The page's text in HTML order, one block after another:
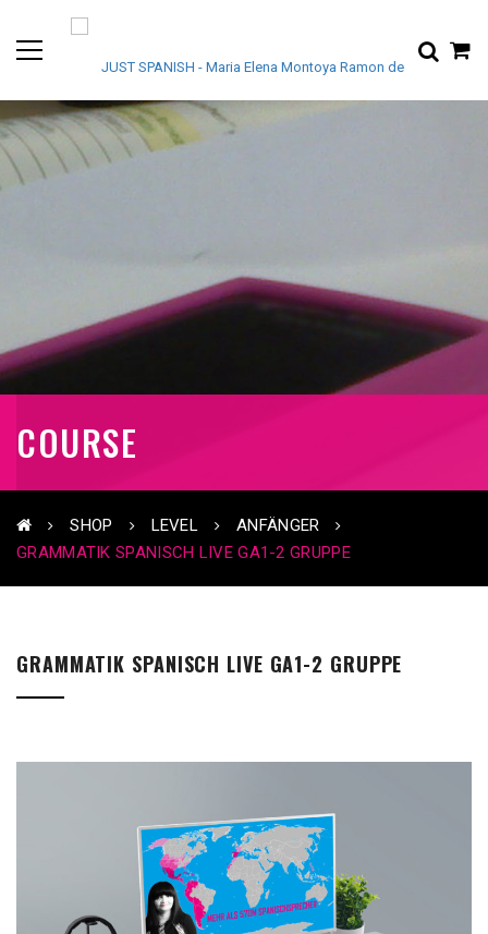
COURSE
SHOP LEVEL
ANFÄNGER
GRAMMATIK SPANISCH LIVE GA1-2 GRUPPE
GRAMMATIK SPANISCH LIVE GA1-2 GRUPPE